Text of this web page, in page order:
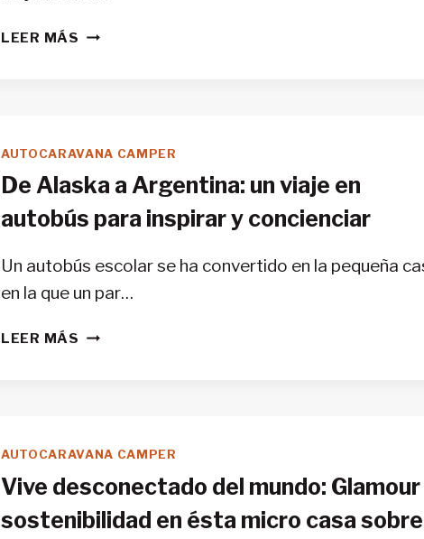
LEER MÁS FURGONETAS
DESEASTE
PARA
DISFRUTAR
MIENTRAS
AUTOCARAVANA CAMPER
De Alaska a Argentina: un viaje en
autobús para inspirar y concienciar
Un autobús escolar se ha convertido en la pequeña
en la que un par…
LEER MÁS DE
EN
AUTOBÚS
PARA
INSPIRAR
AUTOCARAVANA CAMPER
Vive desconectado del mundo:
sostenibilidad en ésta micro casa sobre